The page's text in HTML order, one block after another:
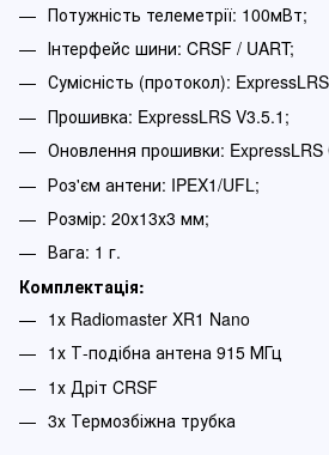
​Потужність телеметрії: 100мВт;
​Інтерфейс шини: CRSF / UART;
​Сумісність (протокол):
​Прошивка: ExpressLRS V3.5.1;
​Оновлення прошивки: ExpressLRS
​Роз'єм антени: IPEX1/UFL;
Розмір: 20х13х3 мм;
​Вага: 1 г.
Комплектація:
1х Radiomaster XR1 Nano
1х Т-подібна антена 915 МГц
1х Дріт CRSF
3х Термозбіжна трубка